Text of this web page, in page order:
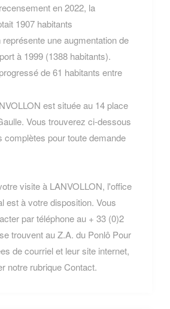
en 2022, la
1907 habitants
une augmentation de
à 1999 (1388 habitants).
de 61 habitants entre
est située au 14 place
Vous trouverez ci-dessous
complètes pour toute demande
visite à LANVOLLON, l'office
est à votre disposition. Vous
par téléphone au + 33 (0)2
trouvent au Z.A. du Ponlô Pour
de courriel et leur site internet,
notre rubrique Contact.